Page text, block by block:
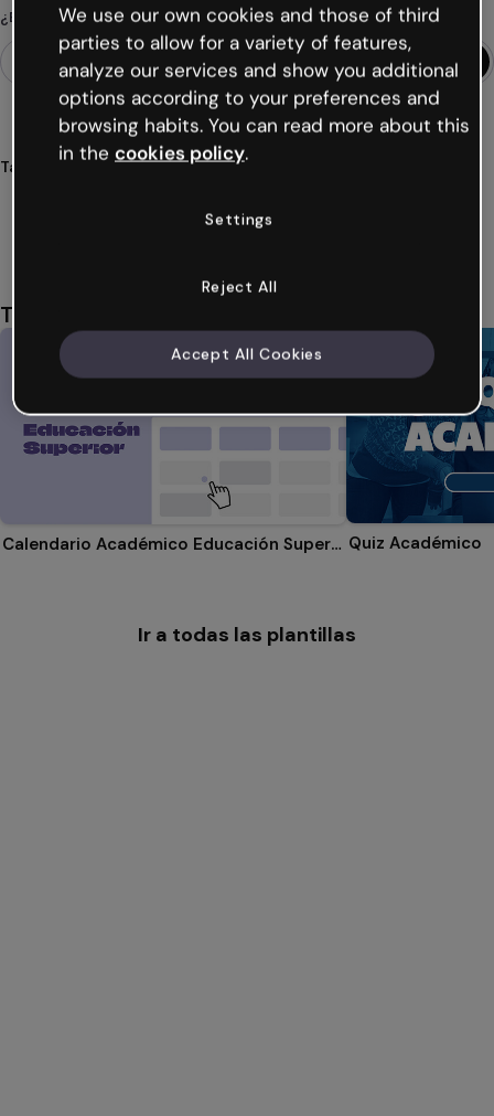
¿Buscas algo diferente?
Tags
También te puede gustar
Calendario Académico Educación Superior Quiz Académico
Ir a todas las plantillas
We use our own cookies and those of third
parties to allow for a variety of features,
analyze our services and show you additional
options according to your preferences and
browsing habits. You can read more about this
in the cookies policy.
Settings
Reject All
Accept All Cookies